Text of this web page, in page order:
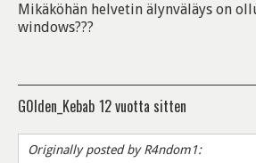
Mikäköhän helvetin älynväläys on
windows???
G0lden_Kebab 12 vuotta sitten
Originally posted by R4ndom1: